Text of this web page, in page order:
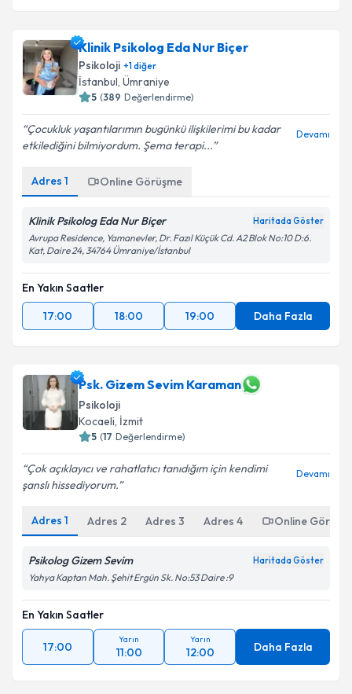
Klinik Psikolog Eda Nur Biçer
Psikoloji +1diğer
İstanbul, Ümraniye
5 (389 Değerlendirme)
Çocukluk yaşantılarımın bugünkü ilişkilerimi bu kadar
etkilediğini bilmiyordum. Şema terapi...
Devamı
Adres 1 Online Görüşme
Klinik Psikolog Eda Nur Biçer Haritada Göster
Avrupa Residence, Yamanevler, Dr. Fazıl Küçük Cd. A2 Blok No:10 D:6.
Kat, Daire 24, 34764 Ümraniye/İstanbul
En Yakın Saatler
17:00
18:00 19:00 Daha Fazla
Psk. Gizem Sevim Karaman
Psikoloji
Kocaeli, İzmit
5 (17 Değerlendirme)
Çok açıklayıcı ve rahatlatıcı tanıdığım için kendimi
şanslı hissediyorum.
Devamı
Adres 1 Adres 2 Adres 3 Adres 4 Online
Psikolog Gizem Sevim Haritada Göster
Yahya Kaptan Mah. Şehit Ergün Sk. No:53 Daire :9
En Yakın Saatler
17:00
Yarın
11:00
Yarın
12:00 Daha Fazla